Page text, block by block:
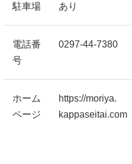
駐車場 あり
電話番
号
0297-44-7380
ホーム
ページ
https://moriya.
kappaseitai.com